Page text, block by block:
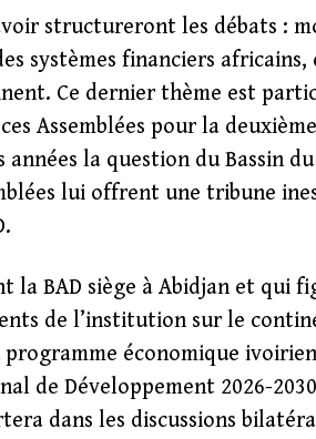
structureront les débats :
systèmes financiers
Ce dernier thème est
Assemblées pour la
années la question du Bassin
lui offrent une tribune
la BAD siège à Abidjan et qui
de l’institution sur le
programme économique
de Développement 2026-
dans les discussions